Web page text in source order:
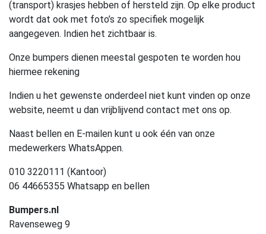
(transport) krasjes hebben of hersteld zijn. Op elke product
wordt dat ook met foto’s zo specifiek mogelijk
aangegeven. Indien het zichtbaar is.
Onze bumpers dienen meestal gespoten te worden hou
hiermee rekening
Indien u het gewenste onderdeel niet kunt vinden op onze
website, neemt u dan vrijblijvend contact met ons op.
Naast bellen en E-mailen kunt u ook één van onze
medewerkers WhatsAppen.
010 3220111 (Kantoor)
06 44665355 Whatsapp en bellen
Bumpers.nl
Ravenseweg 9